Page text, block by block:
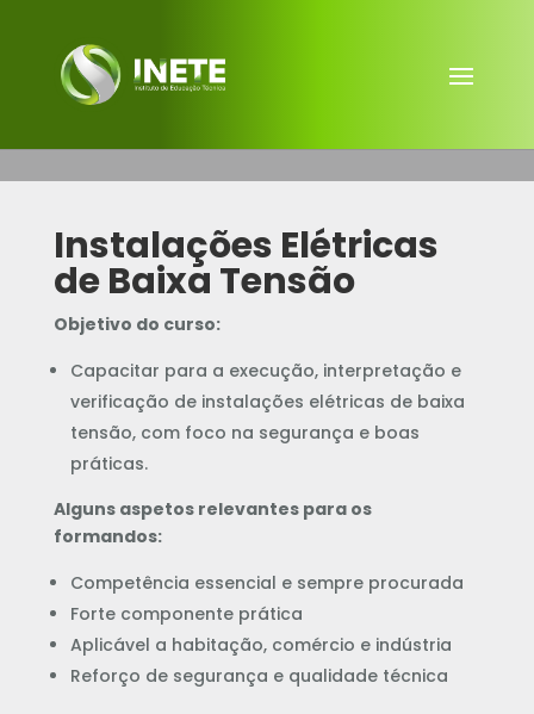
Instalações Elétricas
de Baixa Tensão
Objetivo do curso:
Capacitar para a execução, interpretação e
verificação de instalações elétricas de baixa
tensão, com foco na segurança e boas
práticas.
Alguns aspetos relevantes para os
formandos:
Competência essencial e sempre procurada
Forte componente prática
Aplicável a habitação, comércio e indústria
Reforço de segurança e qualidade técnica